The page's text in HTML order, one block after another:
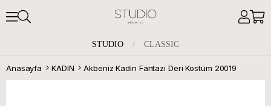
STUDIO / CLASSIC
Anasayfa KADIN Akbeniz Kadın Fantazi Deri Kostüm 20019